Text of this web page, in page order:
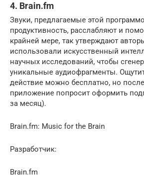
4. Brain.fm
Звуки, предлагаемые этой
продуктивность, расслабляют и
крайней мере, так утверждают
использовали искусственный
научных исследований, чтобы
уникальные аудиофрагменты.
действие можно бесплатно, но
приложение попросит оформить
за месяц).
Brain.fm: Music for the Brain
Разработчик:
Brain.fm